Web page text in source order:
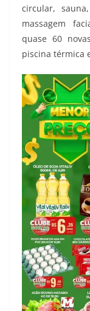
circular,
massagem
quase 60
piscina térmica